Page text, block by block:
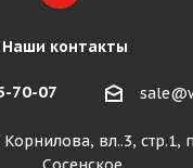
Наши контакты
70-07
вл..3, стр.1,